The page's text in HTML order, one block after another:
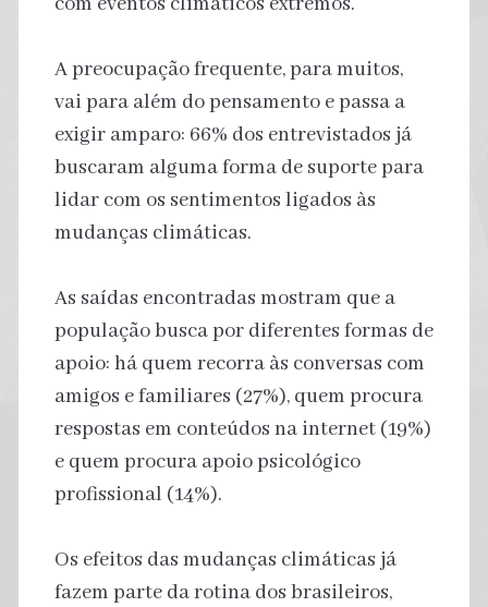
A preocupação frequente, para muitos,
vai para além do pensamento e passa a
exigir amparo: 66% dos entrevistados já
buscaram alguma forma de suporte para
lidar com os sentimentos ligados às
mudanças climáticas.
As saídas encontradas mostram que a
população busca por diferentes formas de
apoio: há quem recorra às conversas com
amigos e familiares (27%), quem procura
respostas em conteúdos na internet (19%)
e quem procura apoio psicológico
profissional (14%).
Os efeitos das mudanças climáticas já
fazem parte da rotina dos brasileiros,